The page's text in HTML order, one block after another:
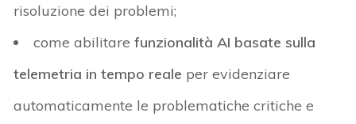
risoluzione dei problemi;
come abilitarefunzionalità AI basate sulla
telemetria in tempo reale per evidenziare
automaticamente le problematiche critiche e